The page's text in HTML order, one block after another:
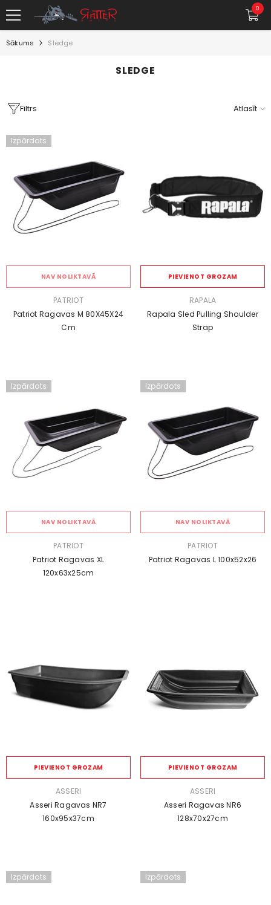
PĀRIET UZ SATURU 00
Sākums Sledge
SLEDGE
Filtrs Atlasīt
Izpārdots
NAV NOLIKTAVĀ
PATRIOT
Patriot Ragavas M 80X45X24
Cm
PIEVIENOT GROZAM
RAPALA
Rapala Sled Pulling Shoulder
Strap
Izpārdots
NAV NOLIKTAVĀ
PATRIOT
Patriot Ragavas XL
120x63x25cm
Izpārdots
NAV NOLIKTAVĀ
PATRIOT
Patriot Ragavas L 100x52x26
PIEVIENOT GROZAM
ASSERI
Asseri Ragavas NR7
160x95x37cm
PIEVIENOT GROZAM
ASSERI
Asseri Ragavas NR6
128x70x27cm
Izpārdots Izpārdots